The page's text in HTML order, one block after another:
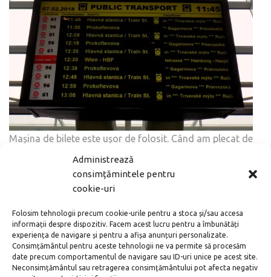
Administrează
consimțămintele pentru
cookie-uri
Folosim tehnologii precum cookie-urile pentru a stoca și/sau accesa
informații despre dispozitiv. Facem acest lucru pentru a îmbunătăți
experiența de navigare și pentru a afișa anunțuri personalizate.
Consimțământul pentru aceste tehnologii ne va permite să procesăm
date precum comportamentul de navigare sau ID-uri unice pe acest site.
Neconsimțământul sau retragerea consimțământului pot afecta negativ
Mașina de bilete este ușor de folosit. Când am plecat de
la Terminalul B, rămâneau doar 5 minute până la
următorarea plecare al autobuzului 61. În acest timp am
reușit să cumpărăm un bilet și să fugim :). Cum se obține:
pasageri. Puteți plăti în numerar sau prin card. Moneda
oficială a Slovaciei este euro.